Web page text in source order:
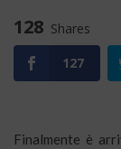
128 Shares
127
Finalmente è